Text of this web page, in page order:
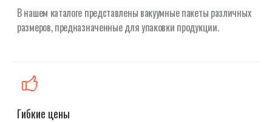
В нашем каталоге представлены вакуумные пакеты различных
размеров, предназначенные для упаковки продукции.
Гибкие цены